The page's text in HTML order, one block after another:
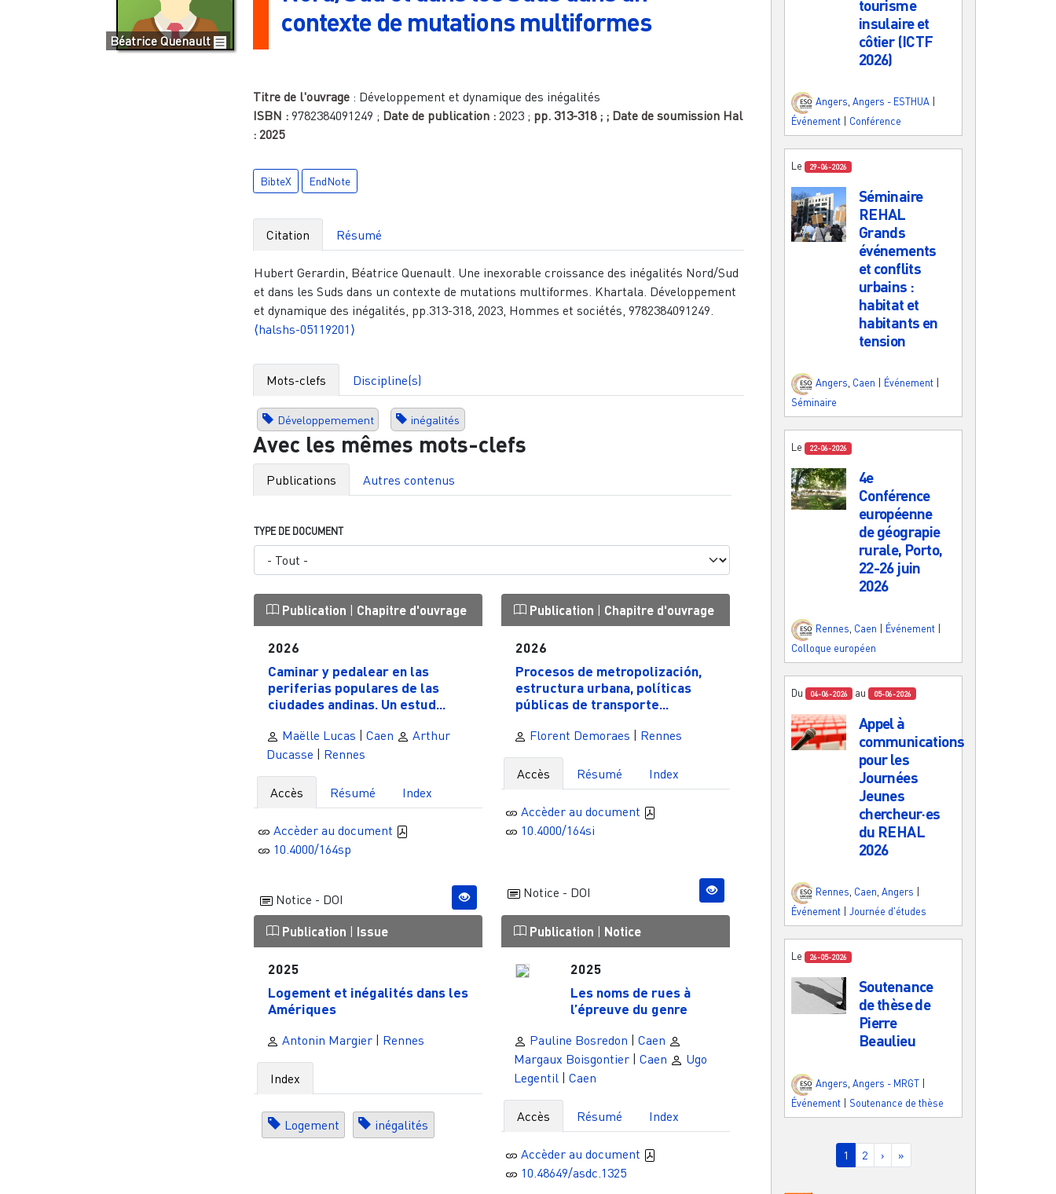
Béatrice Quenault
contexte de mutations multiformes
Titre de l'ouvrage: Développement et dynamique des inégalités
ISBN : 9782384091249 ; Date de publication : 2023 ; pp. 313-318 ; ; Date de soumission Hal
: 2025
BibteX EndNote
Citation Résumé
Hubert Gerardin, Béatrice Quenault. Une inexorable croissance des inégalités Nord/Sud
et dans les Suds dans un contexte de mutations multiformes. Khartala. Développement
et dynamique des inégalités, pp.313-318, 2023, Hommes et sociétés, 9782384091249.
⟨halshs-05119201⟩
Mots-clefs Discipline(s)
Développemement inégalités
Avec les mêmes mots-clefs
Publications Autres contenus
TYPE DE DOCUMENT
Publication | Chapitre d'ouvrage
2026
Caminar y pedalear en las
periferias populares de las
ciudades andinas. Un estud...
Maëlle Lucas |Caen
Arthur
Ducasse | Rennes
Accès Résumé Index
Accèder au document
10.4000/164sp
Notice - DOI
Publication | Chapitre d'ouvrage
2026
Procesos de metropolización,
estructura urbana, políticas
públicas de transporte...
Florent Demoraes | Rennes
Accès Résumé Index
Accèder au document
10.4000/164si
Notice - DOI
Publication | Issue
2025
Logement et inégalités dans les
Amériques
Antonin Margier Rennes
Index
Logement inégalités
Publication | Notice
2025
Les noms de rues à
l’épreuve du genre
Pauline Bosredon |Caen
Margaux Boisgontier |Caen
Ugo
Legentil |Caen
Accès Résumé Index
Accèder au document
10.48649/asdc.1325
tourisme
insulaire et
côtier (ICTF
2026)
Angers Angers - ESTHUA
Événement
Conférence
Le 29-06-2026
Séminaire
REHAL
Grands
événements
et conflits
urbains :
habitat et
habitants en
tension
Angers, Caen Événement
Séminaire
Le 22-06-2026
4e
Conférence
européenne
de géograpie
rurale, Porto,
22-26 juin
2026
Rennes Caen Événement
Colloque européen
Du 04-06-2026 au 05-06-2026
Appel à
communications
pour les
Journées
Jeunes
chercheur·es
du REHAL
2026
Rennes, Caen, Angers
Événement
Journée d'études
Le 26-05-2026
Soutenance
de thèse de
Pierre
Beaulieu
Angers Angers - MRGT
Événement | Soutenance de thèse
Pagination
Page courante
1 Page
2 Page suivante
› Dernière page
»